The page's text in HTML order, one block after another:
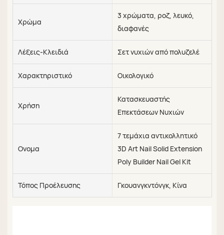
Χρώμα
3 χρώματα, ροζ, λευκό,
διαφανές
Λέξεις-Κλειδιά Σετ νυχιών από πολυζελέ
Χαρακτηριστικό Οικολογικό
Χρήση
Κατασκευαστής
Επεκτάσεων Νυχιών
Ονομα
7 τεμάχια αντικολλητικό
3D Art Nail Solid Extension
Poly Builder Nail Gel Kit
Τόπος Προέλευσης Γκουανγκντόνγκ, Κίνα